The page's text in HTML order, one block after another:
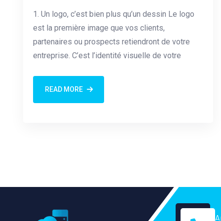
1. Un logo, c’est bien plus qu’un dessin Le logo
est la première image que vos clients,
partenaires ou prospects retiendront de votre
entreprise. C’est l’identité visuelle de votre
READ MORE